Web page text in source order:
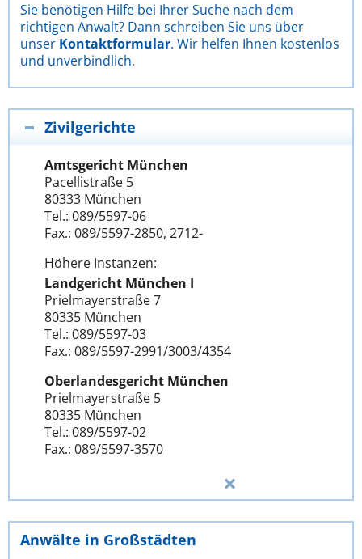
Sie benötigen Hilfe bei Ihrer Suche nach dem
richtigen Anwalt? Dann schreiben Sie uns über
unser Kontaktformular. Wir helfen Ihnen kostenlos
und unverbindlich.
Zivilgerichte
Amtsgericht München
Pacellistraße 5
80333 München
Tel.: 089/5597-06
Fax.: 089/5597-2850, 2712-
Höhere Instanzen:
Landgericht München I
Prielmayerstraße 7
80335 München
Tel.: 089/5597-03
Fax.: 089/5597-2991/3003/4354
Oberlandesgericht München
Prielmayerstraße 5
80335 München
Tel.: 089/5597-02
Fax.: 089/5597-3570
Anwälte in Großstädten